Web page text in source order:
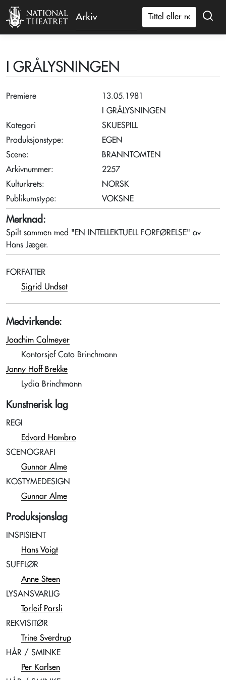
Arkiv
I GRÅLYSNINGEN
Premiere
13.05.1981
I GRÅLYSNINGEN
Kategori
SKUESPILL
Produksjonstype:
EGEN
Scene:
BRANNTOMTEN
Arkivnummer:
2257
Kulturkrets:
NORSK
Publikumstype:
VOKSNE
Merknad:
Spilt sammen med "EN INTELLEKTUELL FORFØRELSE" av
Hans Jæger.
FORFATTER
Sigrid Undset
Medvirkende:
Joachim Calmeyer
Kontorsjef Cato Brinchmann
Janny Hoff Brekke
Lydia Brinchmann
Kunstnerisk lag
REGI
Edvard Hambro
SCENOGRAFI
Gunnar Alme
KOSTYMEDESIGN
Gunnar Alme
Produksjonslag
INSPISIENT
Hans Voigt
SUFFLØR
Anne Steen
LYSANSVARLIG
Torleif Parsli
REKVISITØR
Trine Sverdrup
HÅR / SMINKE
Per Karlsen